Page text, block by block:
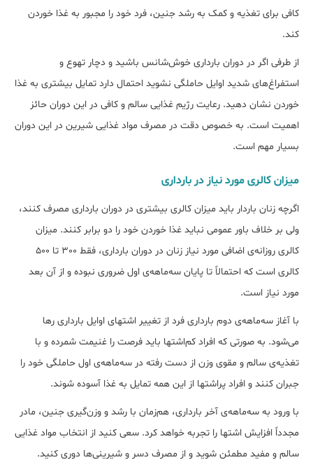
کافی برای تغذیه و کمک به رشد جنین، فرد خود را مجبور به غذا خوردن
کند.
از طرفی اگر در دوران بارداری خوش‌شانس باشید و دچار تهوع و
استفراغ‌های شدید اوایل حاملگی ‌نشوید احتمال دارد تمایل بیشتری به غذا
خوردن نشان دهید. رعایت رژیم غذایی سالم و کافی در این دوران حائز
اهمیت است. به خصوص دقت در مصرف مواد غذایی شیرین در این دوران
بسیار مهم است.
میزان کالری مورد نیاز در بارداری
اگرچه زنان باردار باید میزان کالری بیشتری در دوران بارداری مصرف کنند،
ولی بر خلاف باور عمومی نباید غذا خوردن خود را دو برابر کنند. میزان
کالری است که احتمالاً تا پایان سه‌ماهه‌ی اول ضروری نبوده و از آن بعد
مورد نیاز است.
با آغاز سه‌ماهه‌ی دوم بارداری فرد از تغییر اشتهای اوایل بارداری رها
می‌شود. به صورتی که افراد کم‌اشتها باید فرصت را غنیمت شمرده و با
تغذیه‌ی سالم و مقوی وزن از دست رفته در سه‌ماهه‌ی اول حاملگی خود را
جبران کنند و افراد پراشتها از این همه تمایل به غذا آسوده شوند.
با ورود به سه‌ماهه‌ی آخر بارداری، هم‌زمان با رشد و وزن‌گیری جنین، مادر
مجدداً افزایش اشتها‌ را تجربه خواهد کرد. سعی کنید از انتخاب مواد غذایی
سالم و مفید مطمئن شوید و از مصرف دسر و شیرینی‌ها دوری کنید.